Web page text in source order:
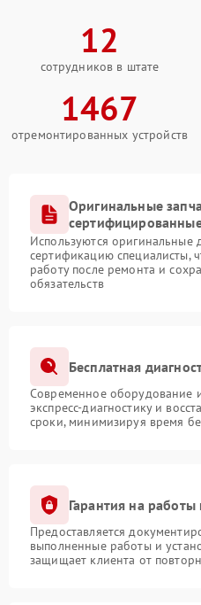
12
сотрудников в штате
1467
отремонтированных устройств
Оригинальные
Используются
сертификацию специалисты,
работу после ремонта и
обязательств
Бесплатная
Современное оборудование
экспресс-диагностику и
сроки, минимизируя время
Гарантия на работы
Предоставляется
выполненные работы и
защищает клиента от